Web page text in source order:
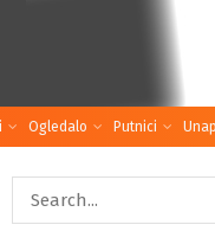
Ogledalo Putnici